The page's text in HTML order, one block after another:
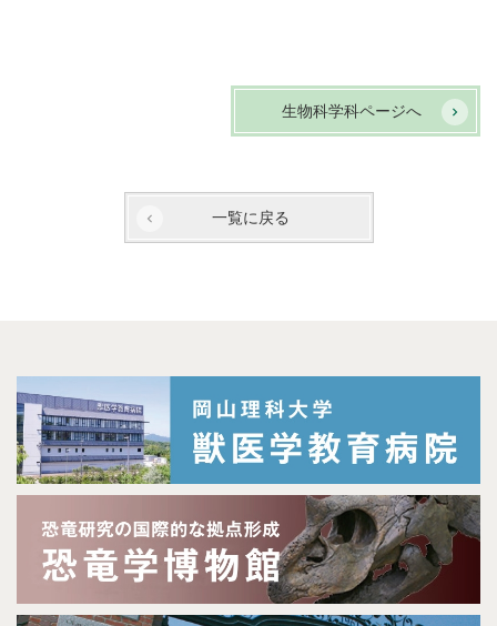
生物科学科ページへ
一覧に戻る